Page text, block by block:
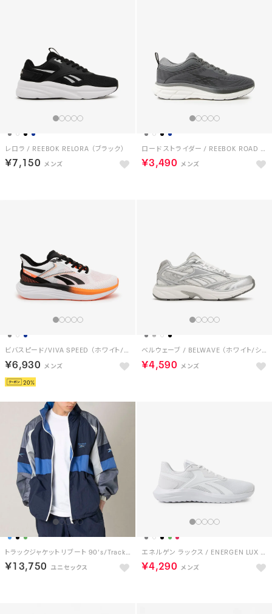
レロラ / REEBOK RELORA （ブラック）
￥7,150
ロード ストライダー / REEBOK ROAD STRIDER （グレー）
￥3,490
ビバスピード/VIVA SPEED （ホワイト/オレンジ）
￥6,930
20
ベルウェーブ / BELWAVE （ホワイト/シルバー）
￥4,590
トラックジャケット リブート 90’s/Track Jacket REBOOT 90’s （NAVY / LIGHT BLUE）
￥13,750
エネルゲン ラックス / ENERGEN LUX SA （ホワイト）
￥4,290